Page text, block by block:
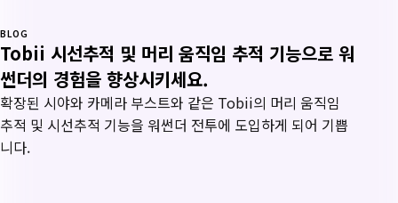
BLOG
Tobii 시선추적 및 머리 움직임 추적 기능으로 워
썬더의 경험을 향상시키세요.
확장된 시야와 카메라 부스트와 같은 Tobii의 머리 움직임
추적 및 시선추적 기능을 워썬더 전투에 도입하게 되어 기쁩
니다.